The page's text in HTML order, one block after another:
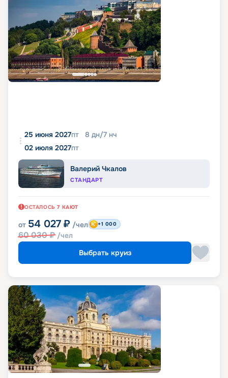
25 июня 2027пт 8 дн/7 нч
02 июля 2027пт
Валерий Чкалов
СТАНДАРТ
ОСТАЛОСЬ 7 КАЮТ
от 54 027 ₽ /чел
60 030₽ /чел
+1 000
Выбрать круиз